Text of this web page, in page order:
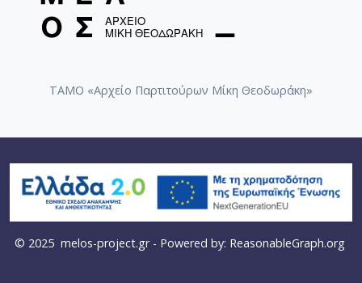
ΤΑΜΟ «Αρχείο Παρτιτούρων Μίκη Θεοδωράκη»
© 2025 melos-project.gr- Powered by: ReasonableGraph.org